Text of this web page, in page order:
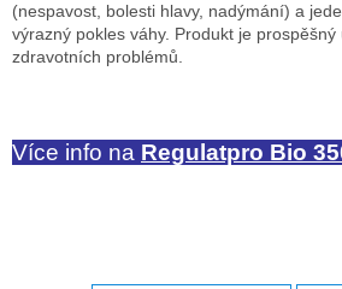
(nespavost, bolesti hlavy, nadýmání) a
výrazný pokles váhy. Produkt je
zdravotních problémů.
Více info na Regulatpro Bio